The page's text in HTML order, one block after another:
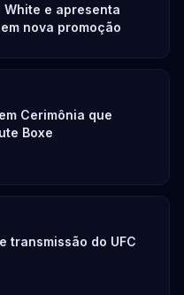
White e apresenta
nova promoção
Cerimônia que
Boxe
transmissão do UFC